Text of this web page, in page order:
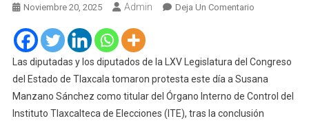
Noviembre 20, 2025 Admin Deja Un ComentarioEn
Susana
Manzano
Como
Titular
Las diputadas y los diputados de la LXV Legislatura del Congreso
del Estado de Tlaxcala tomaron protesta este día a Susana
Manzano Sánchez como titular del Órgano Interno de Control del
Instituto Tlaxcalteca de Elecciones (ITE), tras la conclusión